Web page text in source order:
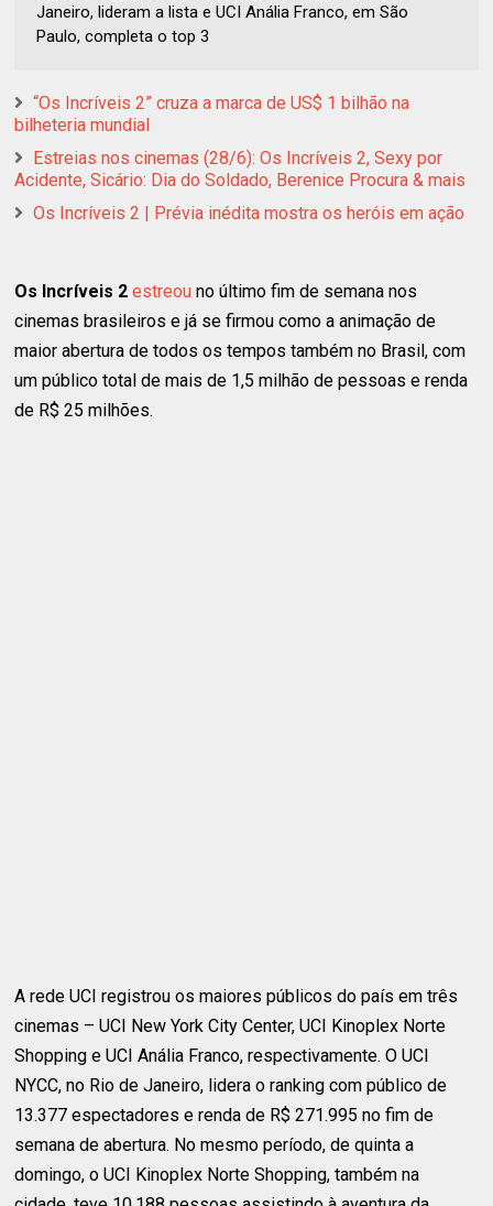
Janeiro, lideram a lista e UCI Anália Franco, em São
Paulo, completa o top 3
“Os Incríveis 2” cruza a marca de US$ 1 bilhão na
bilheteria mundial
Estreias nos cinemas (28/6): Os Incríveis 2, Sexy por
Acidente, Sicário: Dia do Soldado, Berenice Procura & mais
Os Incríveis 2 | Prévia inédita mostra os heróis em ação
Os Incríveis 2 estreou no último fim de semana nos
cinemas brasileiros e já se firmou como a animação de
maior abertura de todos os tempos também no Brasil, com
um público total de mais de 1,5 milhão de pessoas e renda
de R$ 25 milhões.
A rede UCI registrou os maiores públicos do país em três
cinemas – UCI New York City Center, UCI Kinoplex Norte
Shopping e UCI Anália Franco, respectivamente. O UCI
NYCC, no Rio de Janeiro, lidera o ranking com público de
13.377 espectadores e renda de R$ 271.995 no fim de
semana de abertura. No mesmo período, de quinta a
domingo, o UCI Kinoplex Norte Shopping, também na